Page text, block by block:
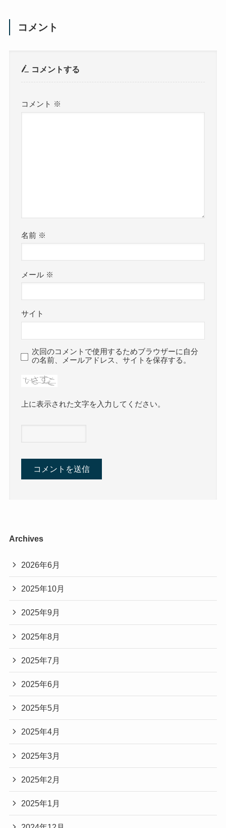
コメント
コメントする
コメント ※
名前 ※
メール ※
サイト
次回のコメントで使用するためブラウザーに自分
の名前、メールアドレス、サイトを保存する。
上に表示された文字を入力してください。
Archives
2026年6月
2025年10月
2025年9月
2025年8月
2025年7月
2025年6月
2025年5月
2025年4月
2025年3月
2025年2月
2025年1月